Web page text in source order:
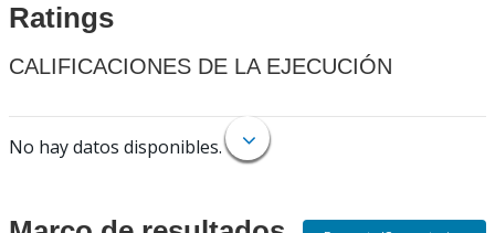
Ratings
CALIFICACIONES DE LA EJECUCIÓN
No hay datos disponibles.